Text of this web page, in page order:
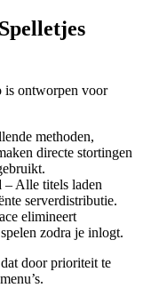
is ontworpen voor
methoden,
directe stortingen
– Alle titels laden
serverdistributie.
elimineert
zodra je inlogt.
door prioriteit te